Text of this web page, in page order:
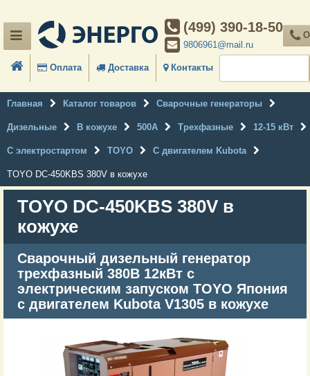
(499) 390-18-50
9806961@mail.ru
Оплата Доставка Контакты
Главная Каталог товаров Сварочные генераторы
Дизельные В кожухе 500А Трехфазные 12-15 кВт
С электростартом TOYO С двигателем Kubota
TOYO DC-450KBS 380V в кожухе
TOYO DC-450KBS 380V в
кожухе
Сварочный дизельный генератор
трехфазный 380В 12кВт с
электрическим запуском TOYO Япония
с двигателем Kubota V1305 в кожухе